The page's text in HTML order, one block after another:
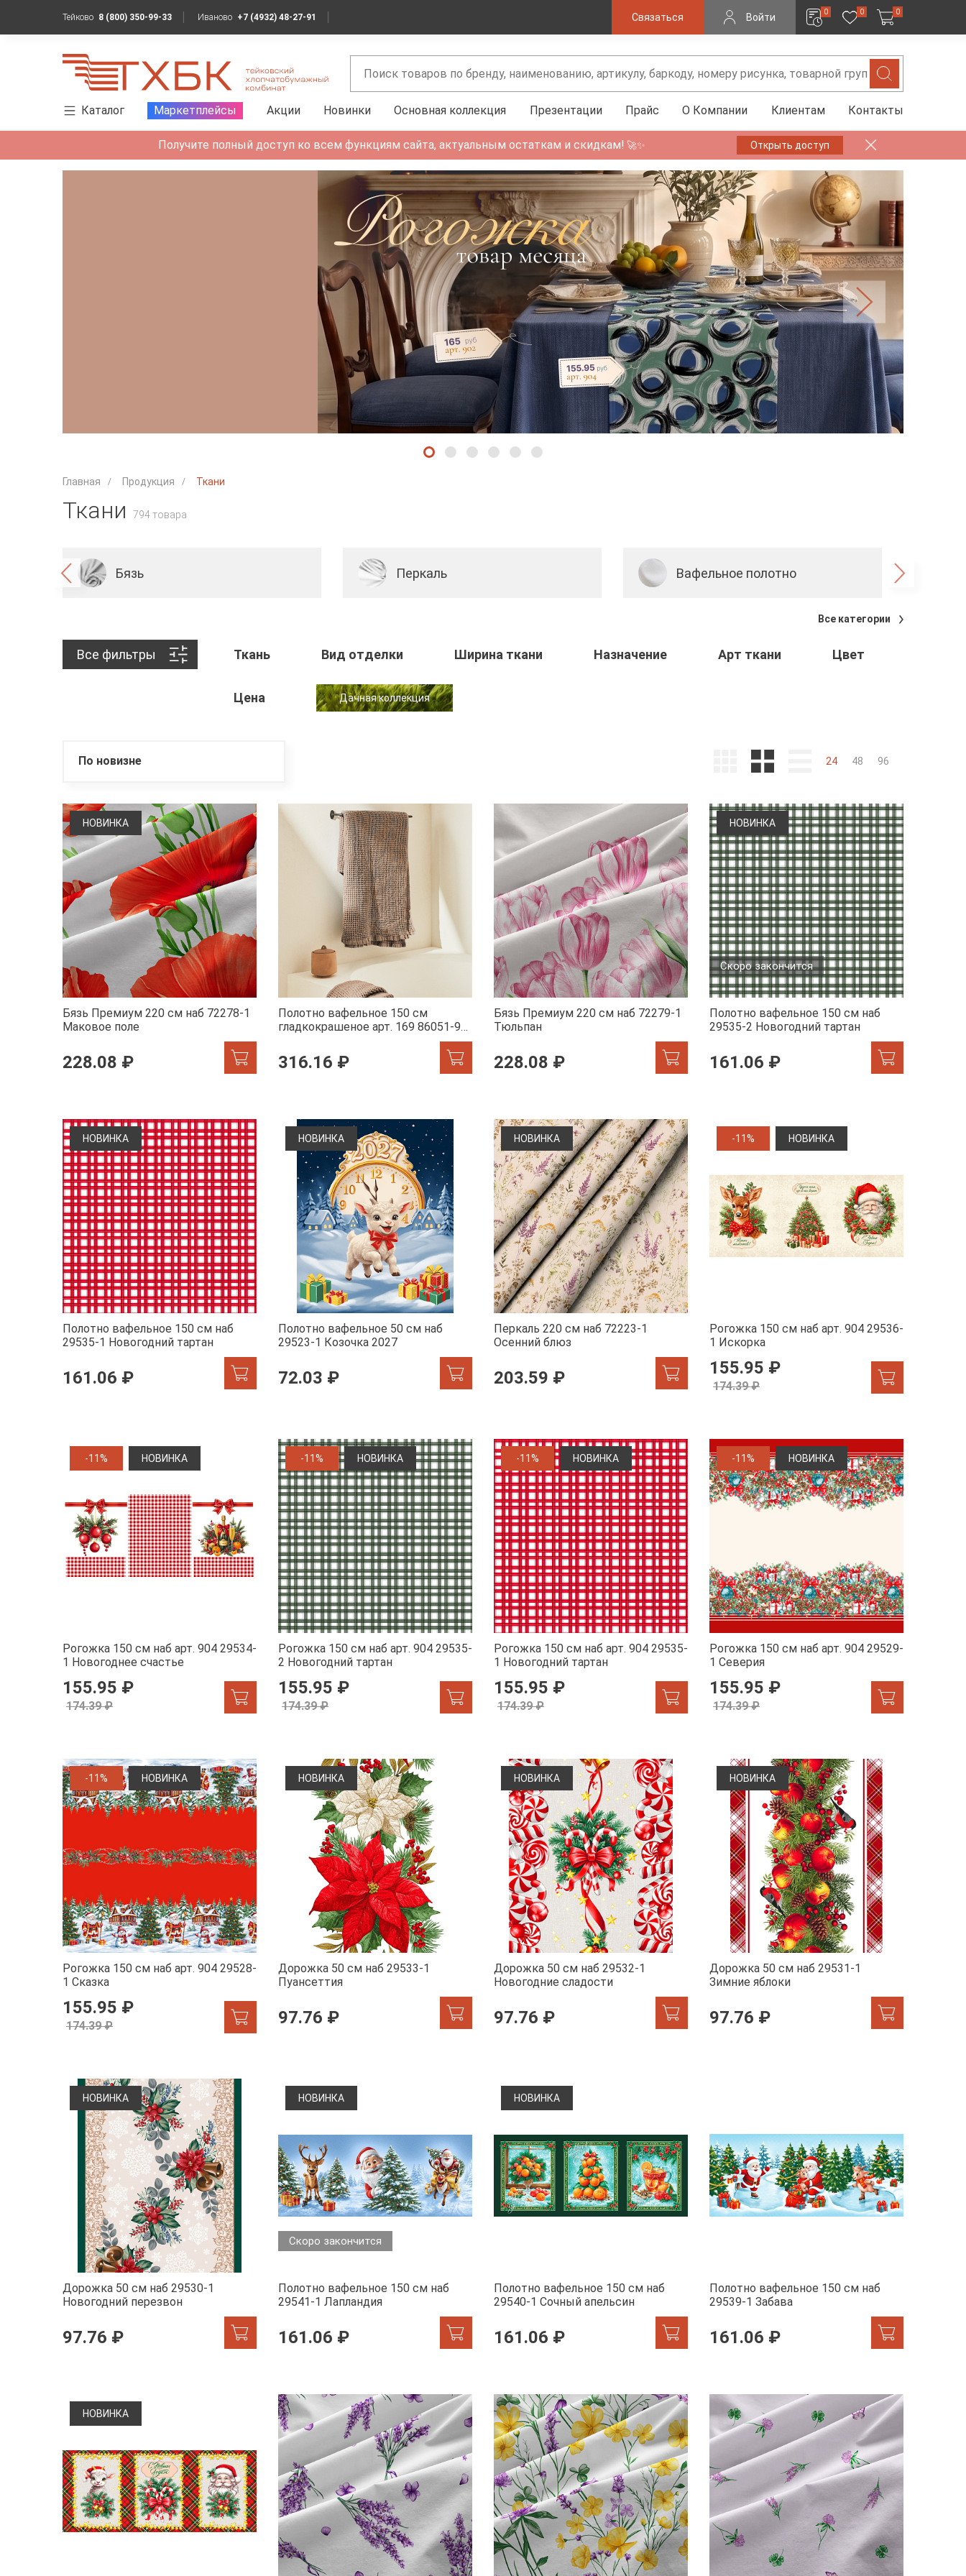
Тейково 8 (800) 350-99-33 Иваново +7 (4932) 48-27-91 Связаться Войти 0 0 0
Каталог Маркетплейсы Акции Новинки Основная коллекция Презентации Прайс О Компании Клиентам Контакты
Получите полный доступ ко всем функциям сайта, актуальным остаткам и скидкам! 🚀✨ Открыть доступ
Главная Продукция Ткани
Ткани 794 товара
Бязь Перкаль Вафельное полотно
Все категории
Все фильтры Ткань Вид отделки Ширина ткани Назначение Арт ткани Цвет
Цена Дачная коллекция
24 48 96
По новизне
НОВИНКА
Бязь Премиум 220 см наб 72278-1
Маковое поле
228.08 ₽
Полотно вафельное 150 см
гладкокрашеное арт. 169 86051-99
316.16 ₽
Бязь Премиум 220 см наб 72279-1
Тюльпан
228.08 ₽
НОВИНКА
Скоро закончится
Полотно вафельное 150 см наб
29535-2 Новогодний тартан
161.06 ₽
НОВИНКА
Полотно вафельное 150 см наб
29535-1 Новогодний тартан
161.06 ₽
НОВИНКА
Полотно вафельное 50 см наб
29523-1 Козочка 2027
72.03 ₽
НОВИНКА
Перкаль 220 см наб 72223-1
Осенний блюз
203.59 ₽
-11% НОВИНКА
Рогожка 150 см наб арт. 904 29536-
1 Искорка
155.95 ₽
174.39 ₽
-11% НОВИНКА
Рогожка 150 см наб арт. 904 29534-
1 Новогоднее счастье
155.95 ₽
174.39 ₽
-11% НОВИНКА
Рогожка 150 см наб арт. 904 29535-
2 Новогодний тартан
155.95 ₽
174.39 ₽
-11% НОВИНКА
Рогожка 150 см наб арт. 904 29535-
1 Новогодний тартан
155.95 ₽
174.39 ₽
-11% НОВИНКА
Рогожка 150 см наб арт. 904 29529-
1 Северия
155.95 ₽
174.39 ₽
-11% НОВИНКА
Рогожка 150 см наб арт. 904 29528-
1 Сказка
155.95 ₽
174.39 ₽
НОВИНКА
Дорожка 50 см наб 29533-1
Пуансеттия
97.76 ₽
НОВИНКА
Дорожка 50 см наб 29532-1
Новогодние сладости
97.76 ₽
НОВИНКА
Дорожка 50 см наб 29531-1
Зимние яблоки
97.76 ₽
НОВИНКА
Дорожка 50 см наб 29530-1
Новогодний перезвон
97.76 ₽
НОВИНКА
Скоро закончится
Полотно вафельное 150 см наб
29541-1 Лапландия
161.06 ₽
НОВИНКА
Полотно вафельное 150 см наб
29540-1 Сочный апельсин
161.06 ₽
Полотно вафельное 150 см наб
29539-1 Забава
161.06 ₽
НОВИНКА